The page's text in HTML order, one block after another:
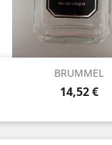
BRUMMEL
Precio
14,52 €
Vista